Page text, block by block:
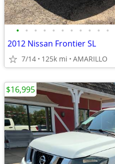
• • • • • • • • • • •
2012 Nissan Frontier SL
7/14 125k mi AMARILLO
$16,995